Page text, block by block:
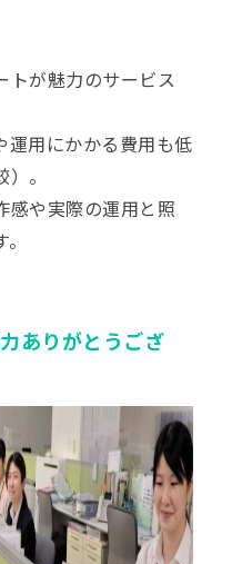
トが魅力のサービス
運用にかかる費用も低
。
感や実際の運用と照
ありがとうござ